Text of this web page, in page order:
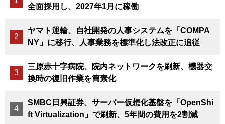
全面採用し、2027年1月に稼働
ヤマト運輸、自社開発の人事システムを「COMPA
NY」に移行、人事業務を標準化し法改正に追従
三原赤十字病院、院内ネットワークを刷新、機器交
換時の復旧作業を簡素化
SMBC日興証券、サーバー仮想化基盤を「OpenShi
ft Virtualization」で刷新、5年間の費用を2割減